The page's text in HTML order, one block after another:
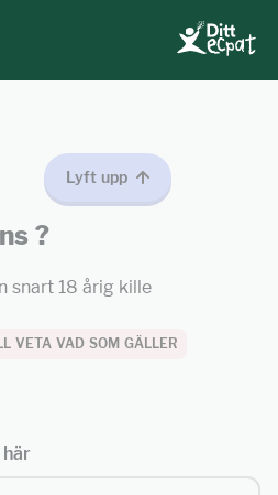
Lyft upp
?
snart 18 årig kille
VETA VAD SOM GÄLLER